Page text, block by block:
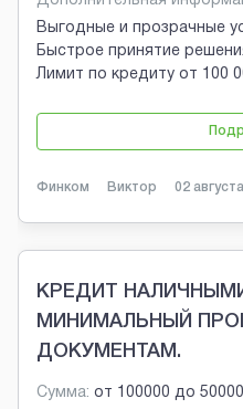
Выгодные и прозрачные
Быстрое принятие
Лимит по кредиту от 100
Финком Виктор 02
КРЕДИТ
МИНИМАЛЬНЫЙ
ДОКУМЕНТАМ.
Сумма: от 100000 до